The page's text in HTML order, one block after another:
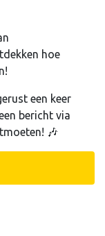
hoe
een keer
bericht via
🎶